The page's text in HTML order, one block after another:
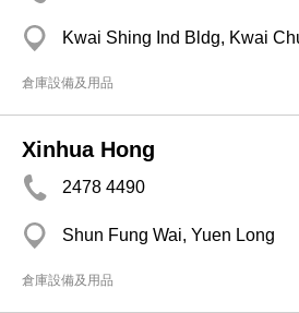
Kwai Shing Ind Bldg, Kwai
倉庫設備及用品
Xinhua Hong
2478 4490
Shun Fung Wai, Yuen Long
倉庫設備及用品